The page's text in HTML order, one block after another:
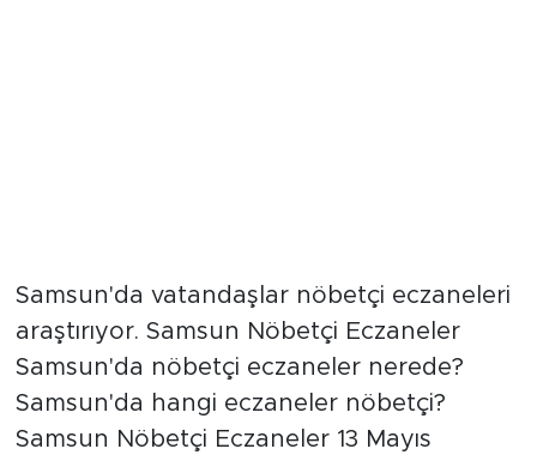
Samsun'da vatandaşlar nöbetçi eczaneleri
araştırıyor. Samsun Nöbetçi Eczaneler
Samsun'da nöbetçi eczaneler nerede?
Samsun'da hangi eczaneler nöbetçi?
Samsun Nöbetçi Eczaneler 13 Mayıs